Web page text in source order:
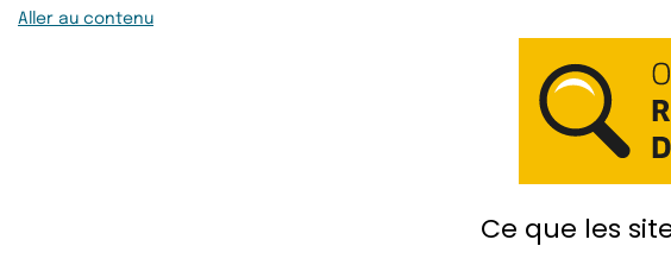
Aller au contenu
Ce que les